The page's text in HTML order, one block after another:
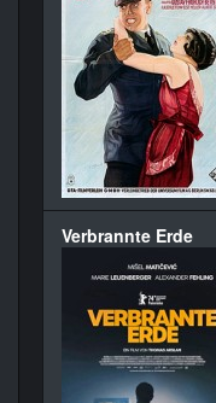
Verbrannte Erde